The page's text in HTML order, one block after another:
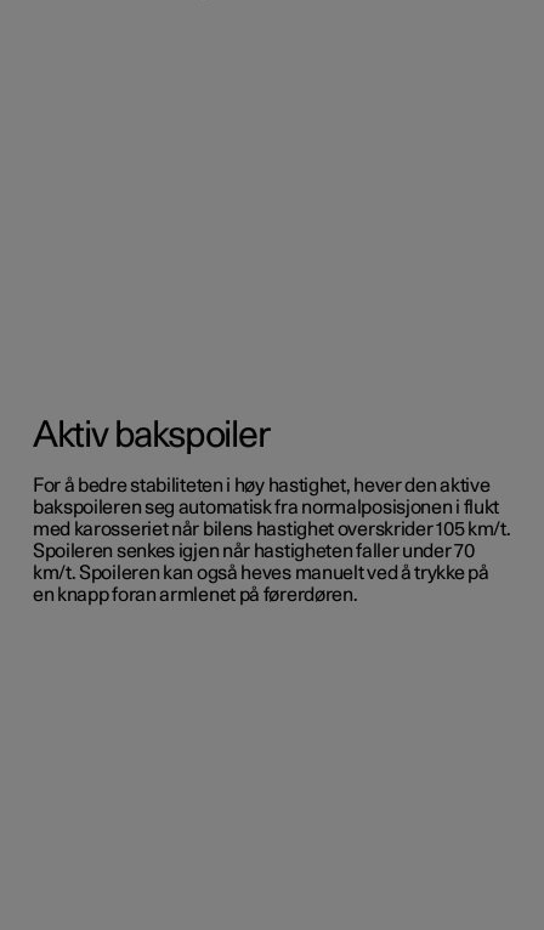
Aktiv bakspoiler
For å bedre stabiliteten i høy hastighet, hever den aktive
bakspoileren seg automatisk fra normalposisjonen i flukt
med karosseriet når bilens hastighet overskrider 105 km/t.
Spoileren senkes igjen når hastigheten faller under 70
km/t. Spoileren kan også heves manuelt ved å trykke på
en knapp foran armlenet på førerdøren.